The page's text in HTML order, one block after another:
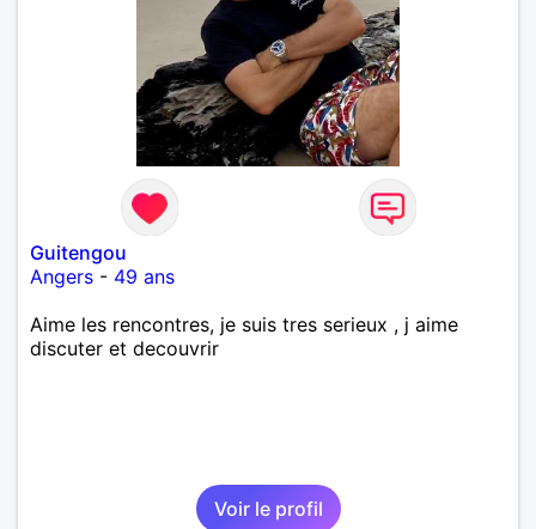
Guitengou
Angers - 49 ans
Aime les rencontres, je suis tres serieux , j aime
discuter et decouvrir
Voir le profil